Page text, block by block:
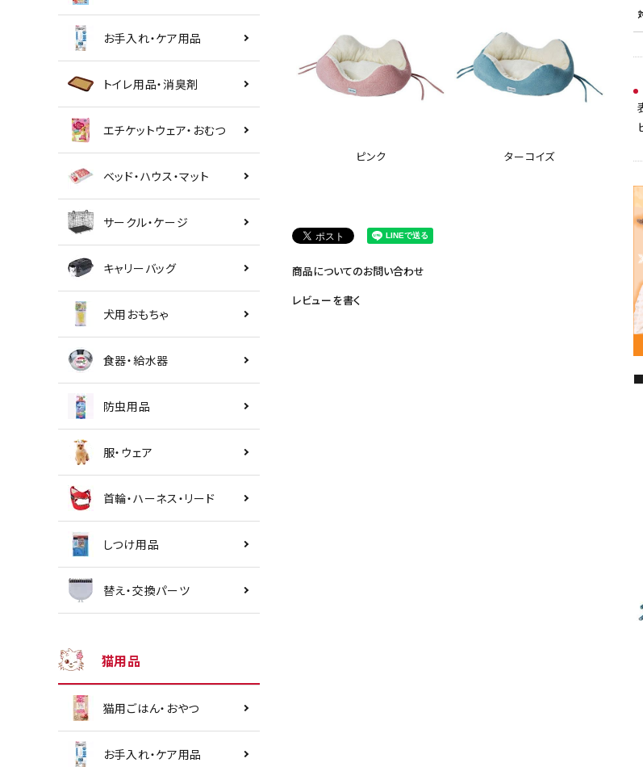
お手入れ・ケア用品
トイレ用品・消臭剤
エチケットウェア・おむつ
ベッド・ハウス・マット
サークル・ケージ
キャリーバッグ
犬用おもちゃ
食器・給水器
防虫用品
服・ウェア
首輪・ハーネス・リード
しつけ用品
替え・交換パーツ
猫用品
猫用ごはん・おやつ
お手入れ・ケア用品
ピンク ターコイズ
商品についてのお問い合わせ
レビューを書く